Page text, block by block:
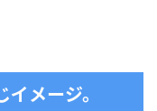
メージ。